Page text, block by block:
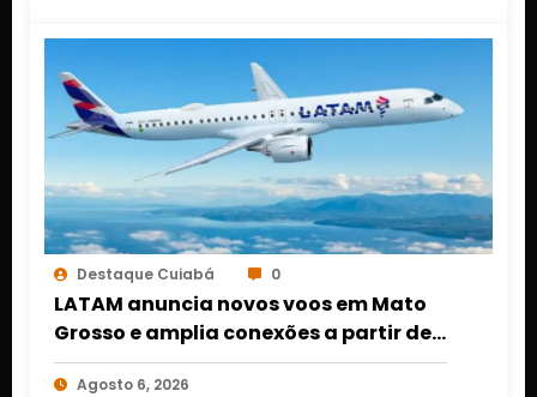
Destaque Cuiabá 0
LATAM anuncia novos voos em Mato
Grosso e amplia conexões a partir de
Cuiabá e Rondonópolis
Agosto 6, 2026